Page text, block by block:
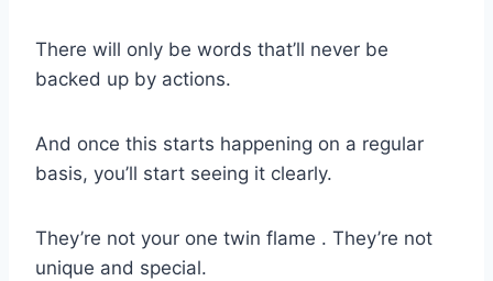
There will only be words that’ll never be
backed up by actions.
And once this starts happening on a regular
basis, you’ll start seeing it clearly.
They’re not your one twin flame . They’re not
unique and special.